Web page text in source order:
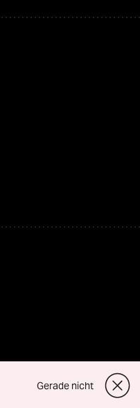
Gerade nicht